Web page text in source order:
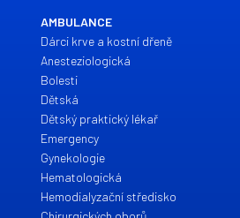
AMBULANCE
Dárci krve a kostní dřeně
Anesteziologická
Bolesti
Dětská
Dětský praktický lékař
Emergency
Gynekologie
Hematologická
Hemodialyzační středisko